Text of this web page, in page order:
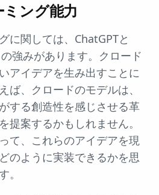
ング能力
に関しては、ChatGPTと
強みがあります。クロード
アイデアを生み出すことに
ば、クロードのモデルは、
する創造性を感じさせる革
提案するかもしれません。
て、これらのアイデアを現
のように実装できるかを思
。